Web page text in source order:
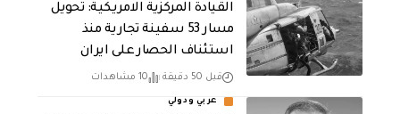
القيادة المركزية الامريكية: تحويل
مسار 53 سفينة تجارية منذ
استئناف الحصار على ايران
قبل 50 دقيقة 10 مشاهدات
عربي ودولي